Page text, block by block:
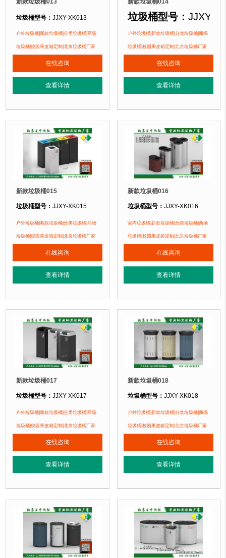
新款垃圾桶013
垃圾桶型号：JJXY-XK013
垃圾桶规格：长660mm 宽330mm 高700mm
垃圾桶材质：不锈钢
垃圾桶周期：现货产品 厂家直销 即拍即发 定制批发
1、全桶采用镀锌板，塑粉喷塑工艺使
正在使用该垃圾桶的部分客户：
雍和宫壹中心、北京北海幼儿园、北京某小区....
户外垃圾桶|新款垃圾桶|分类垃圾桶|商场
垃圾桶|校园果皮箱定制|北京垃圾桶厂家
在线咨询
查看详情
新款垃圾桶014
垃圾桶型号： JJXY-
垃圾桶规格：长
垃圾桶材质：镀锌钢
垃圾桶周期：
垃圾桶特点：
户外垃圾桶|新款垃圾桶|分类垃圾桶|商场
垃圾桶|校园果皮箱定制|北京垃圾桶厂家
在线咨询
查看详情
新款垃圾桶015
垃圾桶型号：JJXY-XK015
垃圾桶规格：长245mm 宽245mm 高630mm(单桶)
垃圾桶材质：镀锌钢板
垃圾桶周期：现货产品 厂家直销 即拍即发 定制批发
垃圾桶特点：1、全桶采用镀锌板，塑粉喷塑工艺使用寿命更长久。2、箱体
正在使用该垃圾桶的部分客户：
北京北海幼儿园、燕郊某别墅区、北京某小区....
户外垃圾桶|新款垃圾桶|分类垃圾桶|商场
垃圾桶|校园果皮箱定制|北京垃圾桶厂家
在线咨询
查看详情
新款垃圾桶016
垃圾桶型号： JJXY-XK016
垃圾桶规格：长435mm 宽275mm
长435mm 宽275mm 高
长545mm 宽510mm 高
垃圾桶材质：镀锌钢板
垃圾桶周期：现货产品 厂家直销 即
垃圾桶特点：1、全桶采用镀锌板，
无锡某小区、燕郊某别墅区、北京某
室内垃圾桶|新款垃圾桶|分类垃圾桶|商场
垃圾桶|校园果皮箱定制|北京垃圾桶厂家
在线咨询
查看详情
新款垃圾桶017
垃圾桶型号：JJXY-XK017
垃圾桶规格：长250mm 宽250mm 高660mm
垃圾桶材质：镀锌钢板
垃圾桶周期：现货产品 厂家直销 即拍即发 定制批发
垃圾桶特点：1、全桶采用镀锌板，塑粉喷塑工艺使用寿命更长久。2、箱体
正在使用该垃圾桶的部分客户：
无锡某小区、燕郊某别墅区、北京某小区....
户外垃圾桶|新款垃圾桶|分类垃圾桶|商场
垃圾桶|校园果皮箱定制|北京垃圾桶厂家
在线咨询
查看详情
新款垃圾桶018
垃圾桶型号： JJXY-XK018
垃圾桶规格：直径450mm 高800mm
垃圾桶材质：镀锌钢板
垃圾桶周期：现货产品 厂家直销 即
垃圾桶特点：1、全桶采用镀锌板，
正在使用该垃圾桶的部分客户：
无锡某小区、燕郊某别墅区、北京某
户外垃圾桶|新款垃圾桶|分类垃圾桶|商场
垃圾桶|校园果皮箱定制|北京垃圾桶厂家
在线咨询
查看详情